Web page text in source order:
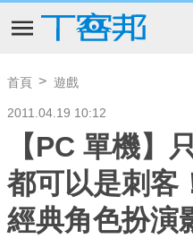
首頁 遊戲
2011.04.19 10:12
【PC 單機】
都可以是刺客
經典角色扮演